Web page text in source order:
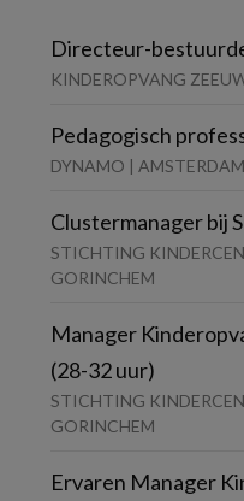
Directeur-
KINDEROPVANG
Pedagogisch
DYNAMO | AMSTERDAM
Clustermanager bij
STICHTING
GORINCHEM
Manager
(28-32 uur)
STICHTING
GORINCHEM
Ervaren Manager